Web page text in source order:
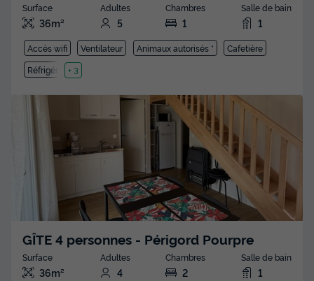
Surface
36m²
Adultes
5
Chambres
1
Salle de bain
1
Accès wifi Ventilateur Animaux autorisés *
Cafetière
Réfrigérateur
+ 3
GÎTE 4 personnes - Périgord Pourpre
Surface
36m²
Adultes
4
Chambres
2
Salle de bain
1